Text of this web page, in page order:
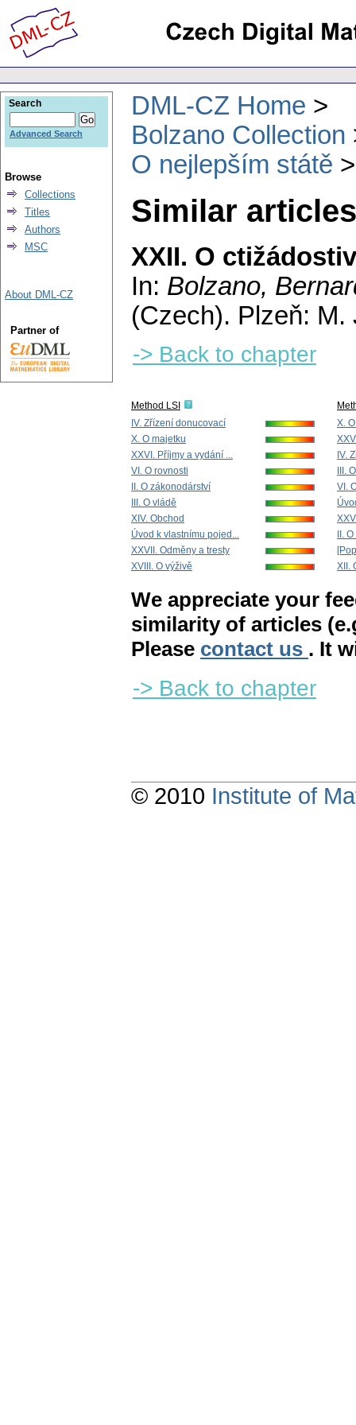
DML-CZ Home
Bolzano Collection
O nejlepším státě
Similar
XXII. O
In: Bolzano,
(Czech). Plzeň:
-> Back to chapter
Method LSI
IV. Zřízení donucovací
X. O majetku
XXVI. Příjmy a vydání ...
VI. O rovnosti
II. O zákonodárství
III. O vládě
XIV. Obchod
Úvod k vlastnímu pojed...
XXVII. Odměny a tresty
XVIII. O výživě
X.
IV.
III.
VI.
II.
XII.
We appreciate your
similarity of articles
Please contact us . It
-> Back to chapter
Search
Advanced Search
Browse
Collections
Titles
Authors
MSC
About DML-CZ
Partner of
© 2010 Institute of